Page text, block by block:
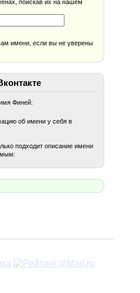
поискав их на нашем
имени, если вы не уверены
Финей:
об имени у себя в
подходит описание имени